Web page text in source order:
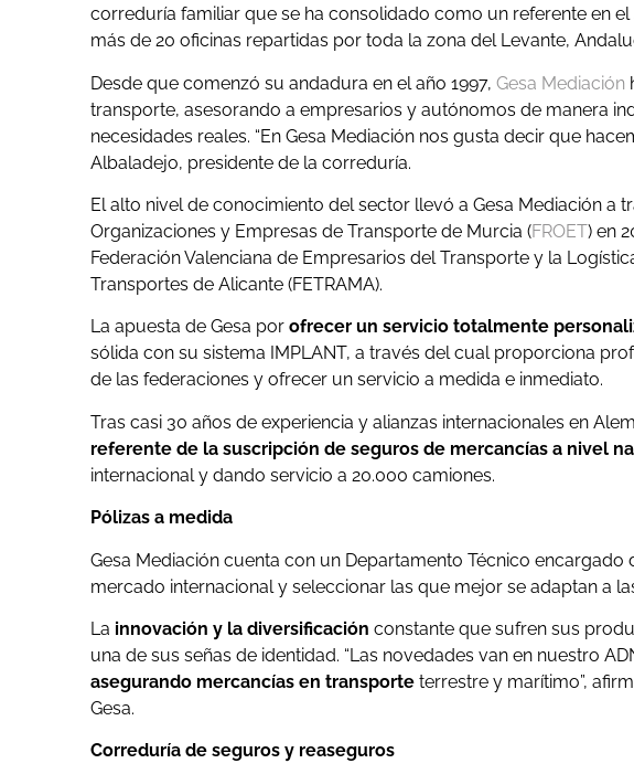
correduría familiar que se ha consolidado como un referente en
más de 20 oficinas repartidas por toda la zona del Levante,
Desde que comenzó su andadura en el año 1997, Gesa Mediación
transporte, asesorando a empresarios y autónomos de manera
necesidades reales. “En Gesa Mediación nos gusta decir que
Albaladejo, presidente de la correduría.
El alto nivel de conocimiento del sector llevó a Gesa Mediación a
Organizaciones y Empresas de Transporte de Murcia (FROET) en
Federación Valenciana de Empresarios del Transporte y la
Transportes de Alicante (FETRAMA).
La apuesta de Gesa por ofrecer un servicio totalmente
sólida con su sistema IMPLANT, a través del cual proporciona
de las federaciones y ofrecer un servicio a medida e inmediato.
Tras casi 30 años de experiencia y alianzas internacionales en
referente de la suscripción de seguros de mercancías a nivel
internacional y dando servicio a 20.000 camiones.
Pólizas a medida
Gesa Mediación cuenta con un Departamento Técnico encargado
mercado internacional y seleccionar las que mejor se adaptan a
La innovación y la diversificación constante que sufren sus
una de sus señas de identidad. “Las novedades van en nuestro
asegurando mercancías en transporte terrestre y marítimo”,
Gesa.
Correduría de seguros y reaseguros